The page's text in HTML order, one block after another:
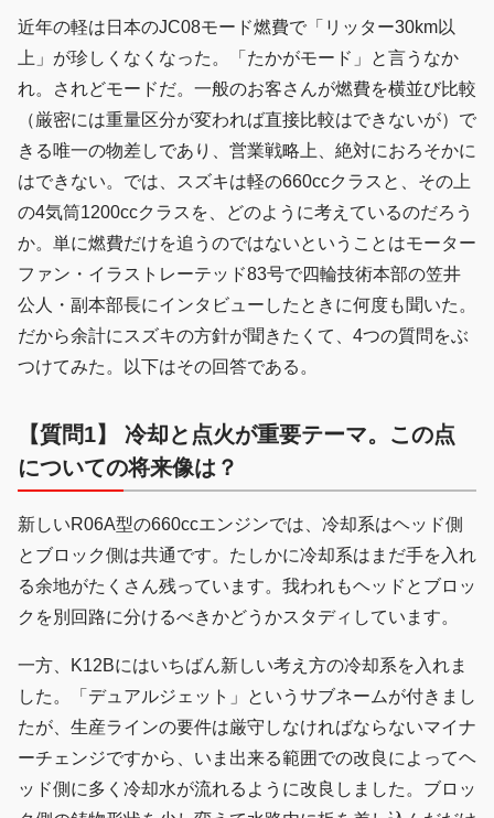
近年の軽は日本のJC08モード燃費で「リッター30km以
上」が珍しくなくなった。「たかがモード」と言うなか
れ。されどモードだ。一般のお客さんが燃費を横並び比較
（厳密には重量区分が変われば直接比較はできないが）で
きる唯一の物差しであり、営業戦略上、絶対におろそかに
はできない。では、スズキは軽の660ccクラスと、その上
の4気筒1200ccクラスを、どのように考えているのだろう
か。単に燃費だけを追うのではないということはモーター
ファン・イラストレーテッド83号で四輪技術本部の笠井
公人・副本部長にインタビューしたときに何度も聞いた。
だから余計にスズキの方針が聞きたくて、4つの質問をぶ
つけてみた。以下はその回答である。
【質問1】 冷却と点火が重要テーマ。この点
についての将来像は？
新しいR06A型の660ccエンジンでは、冷却系はヘッド側
とブロック側は共通です。たしかに冷却系はまだ手を入れ
る余地がたくさん残っています。我われもヘッドとブロッ
クを別回路に分けるべきかどうかスタディしています。
一方、K12Bにはいちばん新しい考え方の冷却系を入れま
した。「デュアルジェット」というサブネームが付きまし
たが、生産ラインの要件は厳守しなければならないマイナ
ーチェンジですから、いま出来る範囲での改良によってヘ
ッド側に多く冷却水が流れるように改良しました。ブロッ